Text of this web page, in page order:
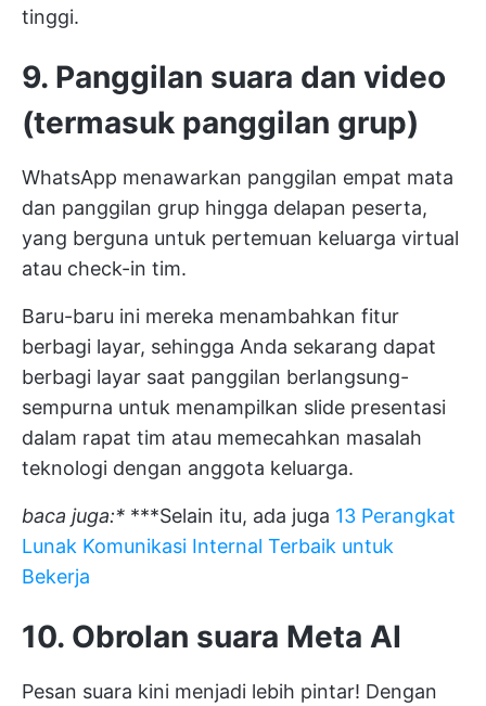
tinggi.
9. Panggilan suara dan video
(termasuk panggilan grup)
WhatsApp menawarkan panggilan empat mata
dan panggilan grup hingga delapan peserta,
yang berguna untuk pertemuan keluarga virtual
atau check-in tim.
Baru-baru ini mereka menambahkan fitur
berbagi layar, sehingga Anda sekarang dapat
berbagi layar saat panggilan berlangsung-
sempurna untuk menampilkan slide presentasi
dalam rapat tim atau memecahkan masalah
teknologi dengan anggota keluarga.
baca juga:* ***Selain itu, ada juga 13 Perangkat
Lunak Komunikasi Internal Terbaik untuk
Bekerja
10. Obrolan suara Meta AI
Pesan suara kini menjadi lebih pintar! Dengan